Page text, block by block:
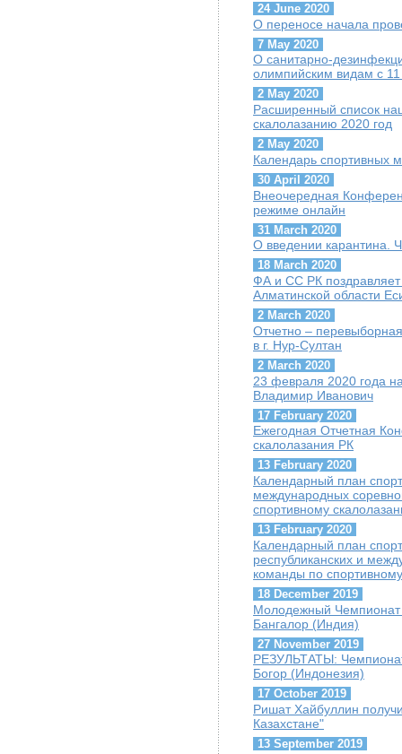
24 June 2020
О переносе начала
7 May 2020
О санитарно-
олимпийским видам с
2 May 2020
Расширенный список
скалолазанию 2020 год
2 May 2020
Календарь спортивных
30 April 2020
Внеочередная
режиме онлайн
31 March 2020
О введении карантина.
18 March 2020
ФА и СС РК поздравляет
Алматинской области
2 March 2020
Отчетно –
в г. Нур-Султан
2 March 2020
23 февраля 2020 года
Владимир Иванович
17 February 2020
Ежегодная Отчетная
скалолазания РК
13 February 2020
Календарный план
международных
спортивному
13 February 2020
Календарный план
республиканских и
команды по
18 December 2019
Молодежный Чемпионат
Бангалор (Индия)
27 November 2019
РЕЗУЛЬТАТЫ:
Богор (Индонезия)
17 October 2019
Ришат Хайбуллин
Казахстане"
13 September 2019